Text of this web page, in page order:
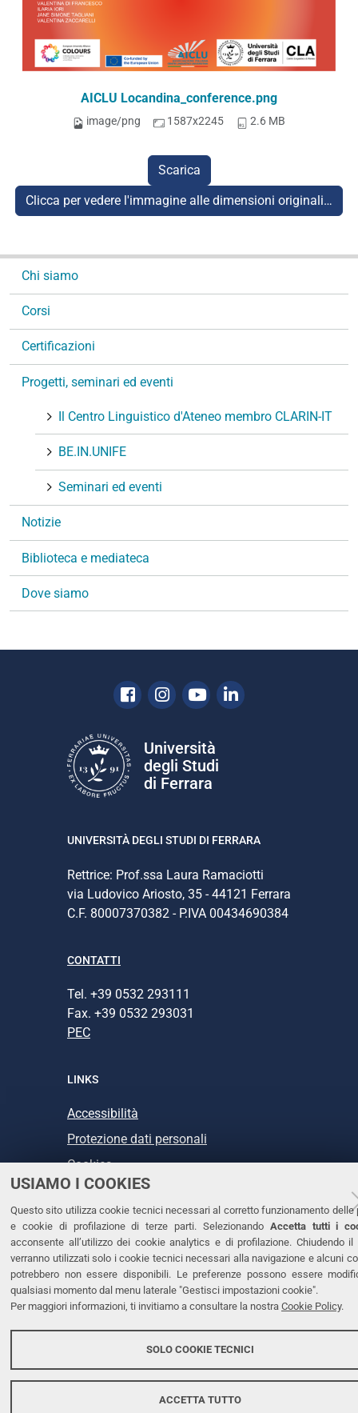
USIAMO I COOKIES
Questo sito utilizza cookie tecnici necessari al corretto funzionamento delle
e cookie di profilazione di terze parti. Selezionando Accetta tutti i
acconsente all’utilizzo dei cookie analytics e di profilazione. Chiudendo il
verranno utilizzati solo i cookie tecnici necessari alla navigazione e alcuni
potrebbero non essere disponibili. Le preferenze possono essere
qualsiasi momento dal menu laterale "Gestisci impostazioni cookie".
Per maggiori informazioni, ti invitiamo a consultare la nostra Cookie Policy.
SOLO COOKIE TECNICI
ACCETTA TUTTO
AICLU Locandina_conference.png
image/png 1587x2245 2.6 MB
Scarica
Clicca per vedere l'immagine alle dimensioni originali…
a
Chi siamo
Corsi
Certificazioni
Progetti, seminari ed eventi
Il Centro Linguistico d'Ateneo membro CLARIN-IT
BE.IN.UNIFE
Seminari ed eventi
Notizie
Biblioteca e mediateca
Dove siamo
Facebook
Instagram
YoutubeLinkedin
Università
degli Studi
di Ferrara
UNIVERSITÀ DEGLI STUDI DI FERRARA
Rettrice: Prof.ssa Laura Ramaciotti
via Ludovico Ariosto, 35 - 44121 Ferrara
C.F. 80007370382 - P.IVA 00434690384
CONTATTI
Tel. +39 0532 293111
Fax. +39 0532 293031
PEC
LINKS
Accessibilità
Protezione dati personali
Cookies
Copyright @ 2026, Università di Ferrara